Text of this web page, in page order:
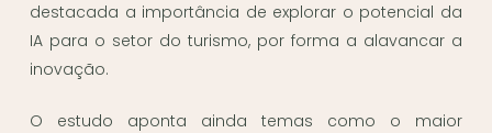
destacada a importância de explorar o potencial da
IA para o setor do turismo, por forma a alavancar a
inovação.
O estudo aponta ainda temas como o maior